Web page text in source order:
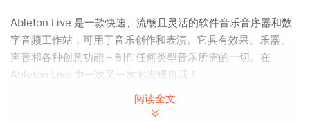
Ableton Live 是一款快速、流畅且灵活的软件音乐音序器和数
字音频工作站，可用于音乐创作和表演。它具有效果、乐器、
声音和各种创意功能 – 制作任何类型音乐所需的一切。在
Ableton Live 中一次又一次地发现自我！
以传统的线性编排进行创作，或在 Live 的 Sessoin View 中不
阅读全文